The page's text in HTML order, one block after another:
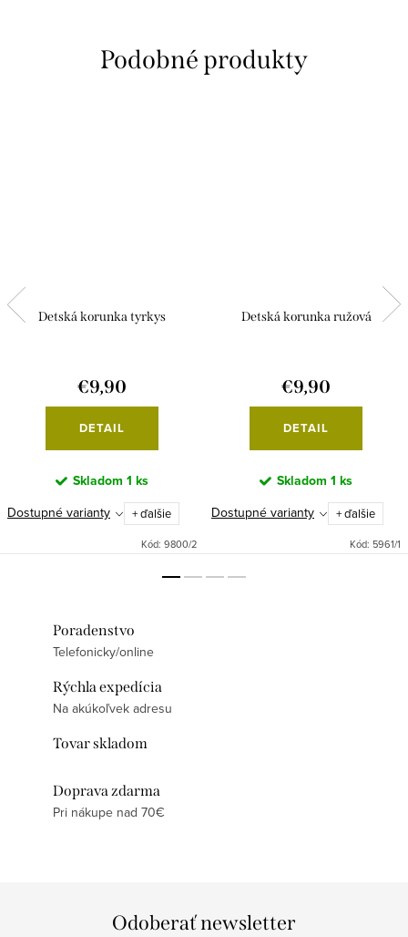
Detská korunka tyrkys
€9,90
DETAIL
Skladom 1 ks
Dostupné varianty
+ ďalšie
Kód: 9800/2
Detská korunka ružová
€9,90
DETAIL
Skladom 1 ks
Dostupné varianty
+ ďalšie
Kód: 5961/1
Poradenstvo
Telefonicky/online
Rýchla expedícia
Na akúkoľvek adresu
Tovar skladom
Doprava zdarma
Pri nákupe nad 70€
Odoberať newsletter